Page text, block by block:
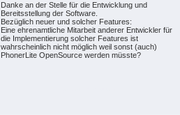
Danke an der Stelle für die Entwicklung und
Bereitsstellung der Software.
Bezüglich neuer und solcher Features:
Eine ehrenamtliche Mitarbeit anderer Entwickler für
die Implementierung solcher Features ist
wahrscheinlich nicht möglich weil sonst (auch)
PhonerLite OpenSource werden müsste?